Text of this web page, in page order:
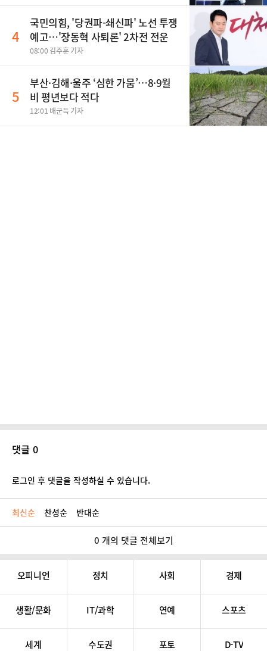
4
국민의힘, '당권파-쇄신파' 노선 투쟁
예고…'장동혁 사퇴론' 2차전 전운
08:00 김주훈 기자
5
부산·김해·울주 ‘심한 가뭄’…8·9월
비 평년보다 적다
12:01 배군득 기자
댓글 0
로그인 후 댓글을 작성하실 수 있습니다.
최신순 찬성순 반대순
0 개의 댓글 전체보기
오피니언 정치 사회 경제
생활/문화 IT/과학 연예 스포츠
세계 수도권 포토 D-TV